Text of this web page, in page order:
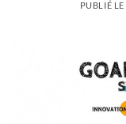
PUBLIÉ LE